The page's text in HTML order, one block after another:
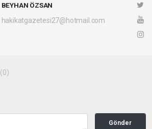
BEYHAN ÖZSAN
hakikatgazetesi27@hotmail.com
(0)
Gönder